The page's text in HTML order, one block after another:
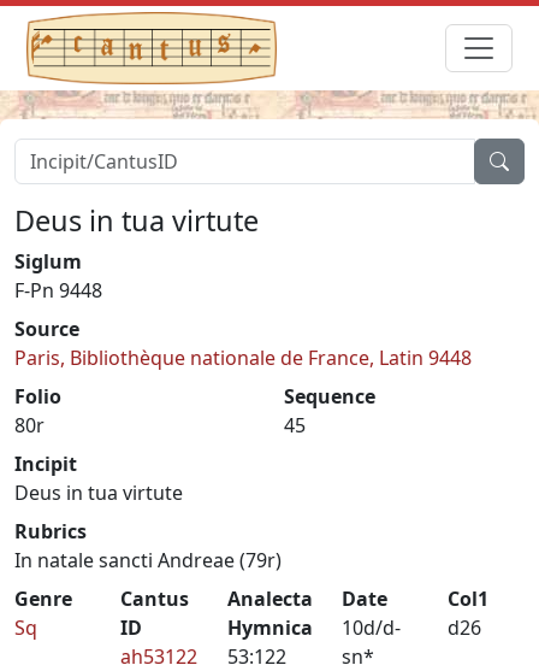
Deus in tua virtute
Siglum
F-Pn 9448
Source
Paris, Bibliothèque nationale de France, Latin 9448
Folio
80r
Sequence
45
Incipit
Deus in tua virtute
Rubrics
In natale sancti Andreae (79r)
Genre
Sq
Cantus
ID
ah53122
Analecta
Hymnica
53:122
Date
10d/d-
sn*
Col1
d26